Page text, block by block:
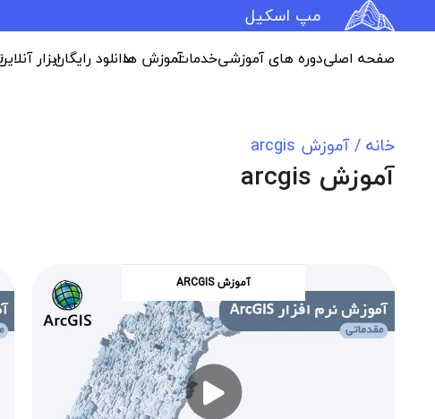
مپ اسکیل
صفحه اصلیدوره های آموزشیخدماتآموزش هادانلود رایگانابزار
خانه/آموزش arcgis
آموزش arcgis
آموزش ARCGIS